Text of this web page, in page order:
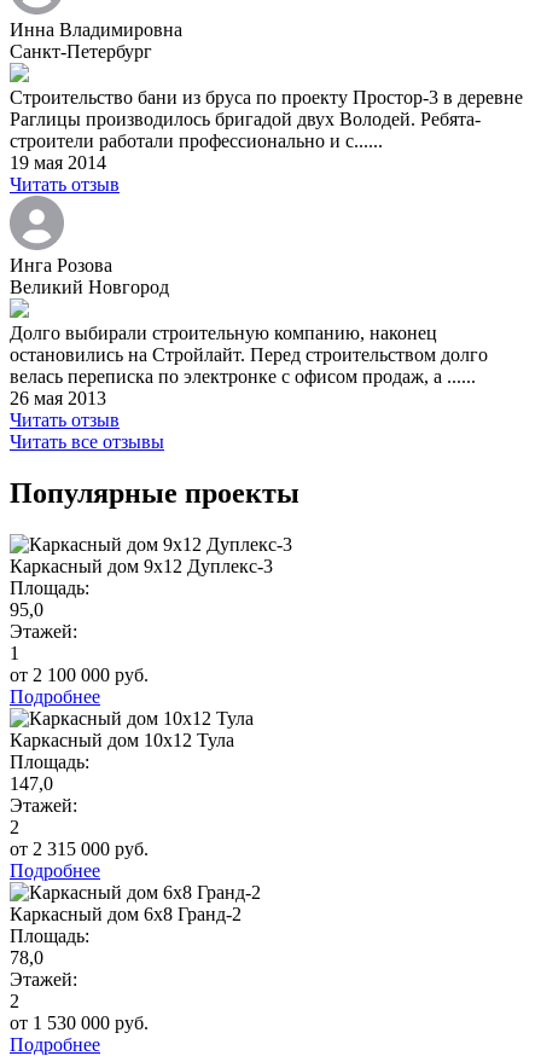
Инна Владимировна
Санкт-Петербург
Строительство бани из бруса по проекту Простор-3 в деревне
Раглицы производилось бригадой двух Володей. Ребята-
строители работали профессионально и с......
19 мая 2014
Читать отзыв
Инга Розова
Великий Новгород
Долго выбирали строительную компанию, наконец
остановились на Стройлайт. Перед строительством долго
велась переписка по электронке с офисом продаж, а ......
26 мая 2013
Читать отзыв
Читать все отзывы
Популярные проекты
Каркасный дом 9х12 Дуплекс-3
Площадь:
95,0
Этажей:
1
от 2 100 000 руб.
Подробнее
Каркасный дом 10х12 Тула
Площадь:
147,0
Этажей:
2
от 2 315 000 руб.
Подробнее
Каркасный дом 6х8 Гранд-2
Площадь:
78,0
Этажей:
2
от 1 530 000 руб.
Подробнее